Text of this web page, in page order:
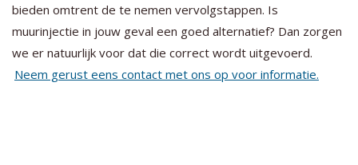
bieden omtrent de te nemen vervolgstappen. Is
muurinjectie in jouw geval een goed alternatief? Dan zorgen
we er natuurlijk voor dat die correct wordt uitgevoerd.
Neem gerust eens contact met ons op voor informatie.